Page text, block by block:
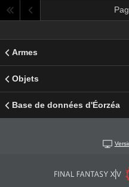
Armes
Objets
Base de données d'Éorzéa